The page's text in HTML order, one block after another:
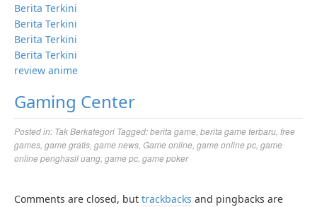
Berita Terkini
Berita Terkini
Berita Terkini
Berita Terkini
review anime
Gaming Center
Posted in: Tak Berkategori Tagged:berita game berita game terbaru free
games game gratis game news Game online game online pc game
online penghasil uang game pc game poker
Comments are closed, but trackbacks and pingbacks are